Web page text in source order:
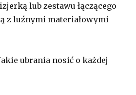
lub zestawu łączącego
z luźnymi materiałowymi
ubrania nosić o każdej